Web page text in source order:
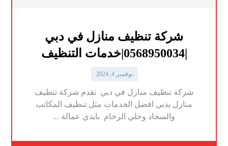
شركة تنظيف منازل في دبي
|0568950034|خدمات التنظيف
نوفمبر 4, 2024
شركة تنظيف منازل في دبي تقدم شركة تنظيف
منازل بدبي افضل الخدمات مثل تنظيف المكاتب
والسجاد وجلي الرخام بايدي عمالة ...